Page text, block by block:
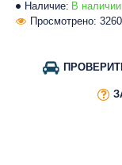
Наличие: В наличии
Просмотрено: 3260